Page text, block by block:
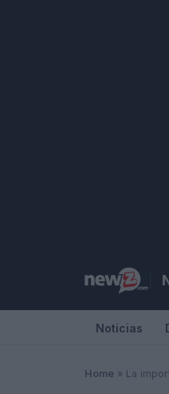
Noticias
Home » La